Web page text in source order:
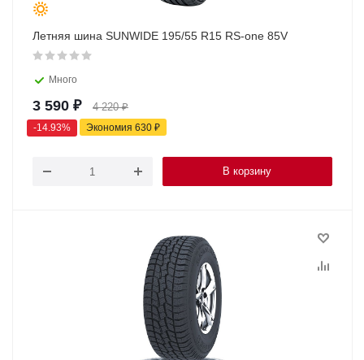
Летняя шина SUNWIDE 195/55 R15 RS-one 85V
Много
3 590 ₽ 4 220₽
-14.93% Экономия 630 ₽
В корзину